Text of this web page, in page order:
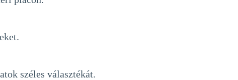
széles választékát.